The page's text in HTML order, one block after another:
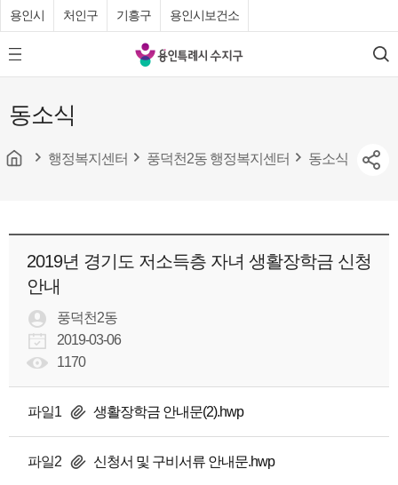
용인시 처인구 기흥구 용인시보건소
모
바
메
뉴
튼
용
인
수
청
검
색
동소식
행정복지센터 풍덕천2동 행정복지센터 동소식
2019년 경기도 저소득층 자녀 생활장학금 신청
안내
풍덕천2동
2019-03-06
1170
파일1 생활장학금 안내문(2).hwp
파일2 신청서 및 구비서류 안내문.hwp